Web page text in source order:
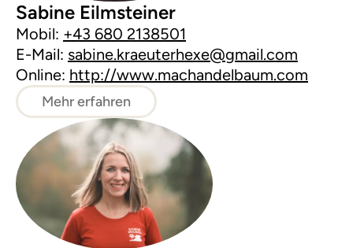
Sabine Eilmsteiner
Mobil: +43 680 2138501
E-Mail: sabine.kraeuterhexe@gmail.com
Online: http://www.machandelbaum.com
Mehr erfahren